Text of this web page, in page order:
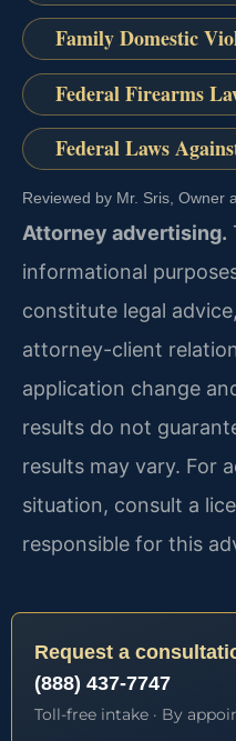
Family Domestic
Federal Firearms
Federal Laws
Reviewed by Mr. Sris, Owner
Attorney advertising.
informational
constitute legal
attorney-client
application change
results do not
results may vary. For
situation, consult a
responsible for this
Request a
(888) 437-7747
Toll-free intake · By